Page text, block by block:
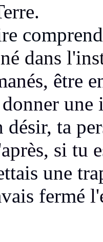
dans
être
une
désir, ta
si tu
une
fermé